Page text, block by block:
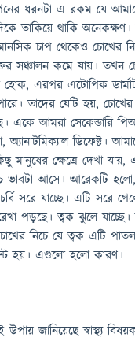
ধরনটা এ রকম যে
তাকিয়ে থাকি
চাপ থেকেও চোখের
সঞ্চালন কমে যায়।
হোক, এরপর এটোপিক
তাদের যেটি হয়,
একে আমরা সেকেন্ডারি
ডিফেক্ট।
মানুষের ক্ষেত্রে দেখা
আসে। আরেকটি হলো,
চর্বি সরে যাচ্ছে। এটি সরে
পড়ছে। ত্বক ঝুলে
নিচে যে ত্বক এটি
হয়। এগুলো হলো কারণ।
জানিয়েছে স্বাস্থ্য